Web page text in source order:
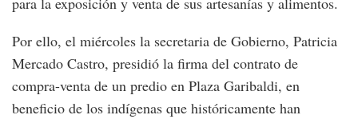
Por ello, el miércoles la secretaria de Gobierno, Patricia
Mercado Castro, presidió la firma del contrato de
compra-venta de un predio en Plaza Garibaldi, en
beneficio de los indígenas que históricamente han